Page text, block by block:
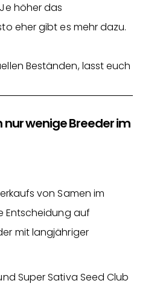
höher das
eher gibt es mehr dazu.
Beständen, lasst euch
wenige Breeder im
von Samen im
Entscheidung auf
mit langjähriger
Super Sativa Seed Club